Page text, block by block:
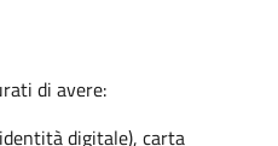
di avere:
digitale), carta